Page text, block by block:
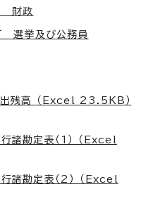
財政
選挙及び公務員
残高 （Excel 23.5KB）
勘定表（1） （Excel
勘定表（2） （Excel